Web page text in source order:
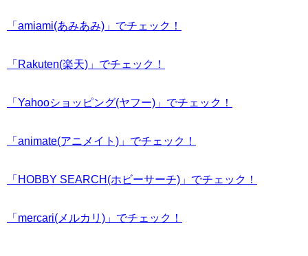
「amiami(あみあみ)」でチェック！
「Rakuten(楽天)」でチェック！
「Yahooショッピング(ヤフー)」でチェック！
「animate(アニメイト)」でチェック！
「HOBBY SEARCH(ホビーサーチ)」でチェック！
「mercari(メルカリ)」でチェック！